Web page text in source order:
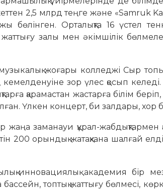
2,5 млрд теңге және «Samruk
бөлінген. Орталықта 16 үстел
залы мен әкімшілік
жоғары колледжі Сыр
зор үлес қосып келеді.
қарамастан жастарға білім
Үлкен концерт, би залдары, хор
жаңа заманауи құрал-жабдықтармен
200 орындық жатақхана шалғай
инновациялық академия бір
топтық жаттығу бөлмесі,